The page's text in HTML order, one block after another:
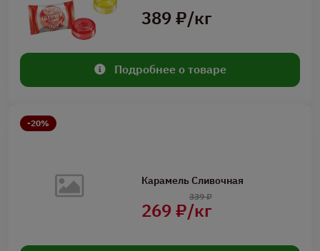
389 ₽/кг
Подробнее о товаре
-20%
Карамель Сливочная
269 ₽/кг
339 ₽